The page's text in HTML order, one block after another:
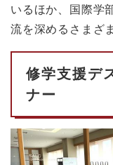
いるほか、国際学
流を深めるさまざ
修学支援デ
ナー